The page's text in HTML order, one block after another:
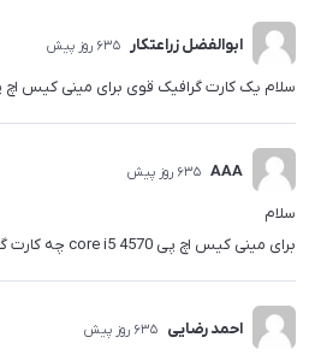
ابوالفضل زراعتکار 635 روز پیش
سلام یک کارت گرافیک قوی برای مینی کیس اچ
AAA 635 روز پیش
سلام
برای مینی کیس اچ پی core i5 4570 چه کارت گرافیکی پیشنهاد میدین؟
احمد رضایی 635 روز پیش